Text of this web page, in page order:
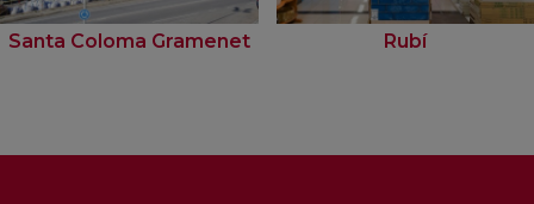
Santa Coloma Gramenet Rubí